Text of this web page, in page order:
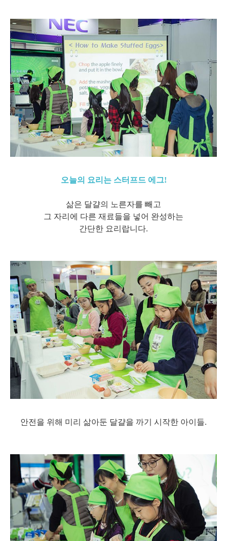
오늘의 요리는 스터프드 에그!
삶은 달걀의 노른자를 빼고
그 자리에 다른 재료들을 넣어 완성하는
간단한 요리랍니다.
안전을 위해 미리 삶아둔 달걀을 까기 시작한 아이들.